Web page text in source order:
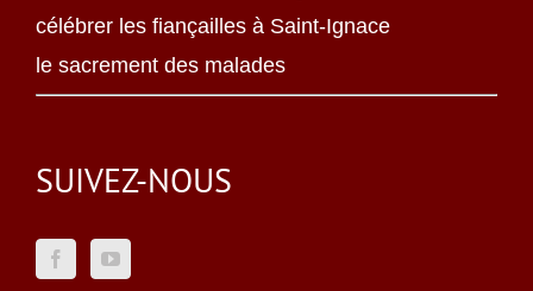
célébrer les fiançailles à Saint-Ignace
le sacrement des malades
SUIVEZ-NOUS